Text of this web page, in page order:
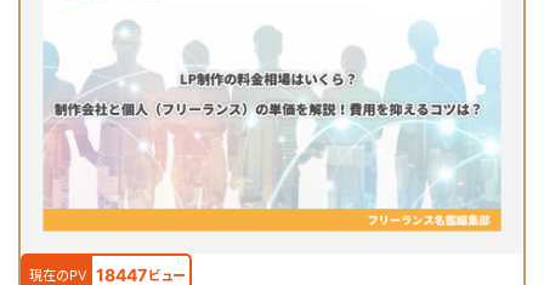
現在のPV 18447ビュー